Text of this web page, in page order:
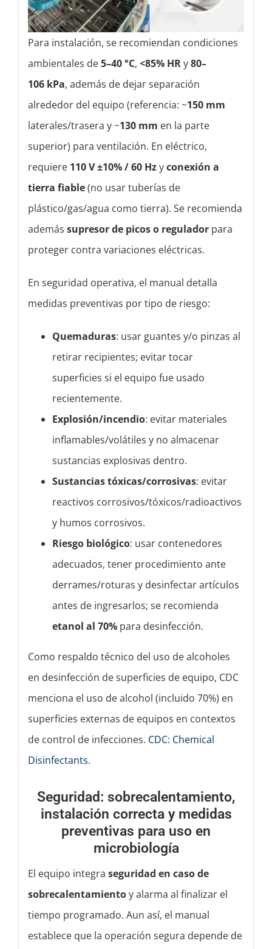
Seguridad: sobrecalentamiento,
instalación correcta y medidas
preventivas para uso en
microbiología
El equipo integraseguridad en caso de
sobrecalentamientoy alarma al finalizar el
tiempo programado. Aun así, el manual
establece que la operación segura depende de
Para instalación, se recomiendan condiciones
ambientales de5–40 °C,<85% HRy80–
106 kPa, además de dejar separación
alrededor del equipo (referencia: ~150 mm
laterales/trasera y ~130 mm en la parte
superior) para ventilación. En eléctrico,
requiere 110 V ±10% / 60 Hzyconexión a
tierra fiable(no usar tuberías de
plástico/gas/agua como tierra). Se recomienda
ademássupresor de picos o regulador para
proteger contra variaciones eléctricas.
En seguridad operativa, el manual detalla
medidas preventivas por tipo de riesgo:
Quemaduras: usar guantes y/o pinzas al
retirar recipientes; evitar tocar
superficies si el equipo fue usado
recientemente.
Explosión/incendio: evitar materiales
inflamables/volátiles y no almacenar
sustancias explosivas dentro.
Sustancias tóxicas/corrosivas: evitar
reactivos corrosivos/tóxicos/radioactivos
y humos corrosivos.
Riesgo biológico: usar contenedores
adecuados, tener procedimiento ante
derrames/roturas y desinfectar artículos
antes de ingresarlos; se recomienda
etanol al 70% para desinfección.
Como respaldo técnico del uso de alcoholes
en desinfección de superficies de equipo, CDC
menciona el uso de alcohol (incluido 70%) en
superficies externas de equipos en contextos
de control de infecciones. CDC: Chemical
Disinfectants.